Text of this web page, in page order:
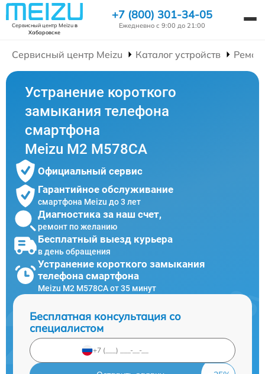
Сервисный центр Meizuв
Хабаровске
+7 (800) 301-34-05
Ежедневно с 9:00 до 21:00
Сервисный центр Meizu Каталог устройств
Устранение короткого
замыкания телефона
смартфона
Meizu M2 M578CA
Официальный сервис
Гарантийное обслуживание
смартфона Meizu до 3 лет
Диагностика за наш счет,
ремонт по желанию
Бесплатный выезд курьера
в день обращения
Устранение короткого замыкания
телефона смартфона
Meizu M2 M578CA от 35 минут
Бесплатная консультация со
специалистом